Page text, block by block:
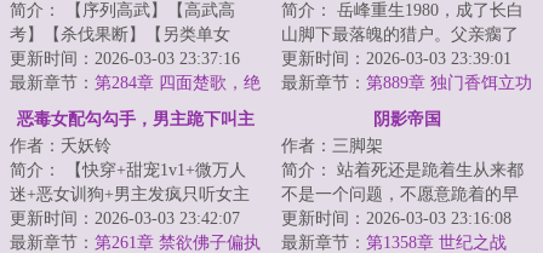
简介： 【序列高武】【高武高
考】【杀伐果断】【另类单女
主】【不压实力】\n欢迎来到无限
天元世...
更新时间：2026-03-03 23:37:16
最新章节： 第284章 四面楚歌，绝
路尽头
简介： 岳峰重生1980，成了长白
山脚下最落魄的猎户。父亲瘸了
腿，家里日子过的捉襟见肘。
更新时间：2026-03-03 23:39:01
最新章节： 第889章 独门香饵立功
恶毒女配勾勾手，男主跪下叫主
作者：夭妖铃
简介： 【快穿+甜宠1v1+微万人
迷+恶女训狗+男主发疯只听女主
话+雄竞修罗场+一见钟情HE...
更新时间：2026-03-03 23:42:07
最新章节： 第261章 禁欲佛子偏执
阴影帝国
作者：三脚架
简介： 站着死还是跪着生从来都
不是一个问题，不愿意跪着的早
就站了起来，不敢站起来的一直
跪着，...
更新时间：2026-03-03 23:16:08
最新章节： 第1358章 世纪之战